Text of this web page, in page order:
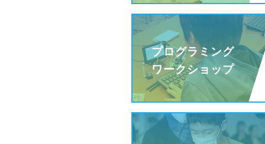
プログラミング
ワークショップ